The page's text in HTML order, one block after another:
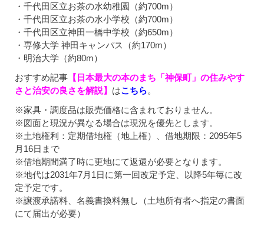
・千代田区立お茶の水幼稚園（約700m）
・千代田区立お茶の水小学校（約700m）
・千代田区立神田一橋中学校（約650m）
・専修大学 神田キャンパス（約170m）
・明治大学（約80m）
おすすめ記事 【日本最大の本のまち「神保町」の住みやす
さと治安の良さを解説】 はこちら。
※家具・調度品は販売価格に含まれておりません。
※図面と現況が異なる場合は現況を優先とします。
※土地権利：定期借地権（地上権）、借地期限：2095年5
月16日まで
※借地期間満了時に更地にて返還が必要となります。
※地代は2031年7月1日に第一回改定予定、以降5年毎に改
定予定です。
※譲渡承諾料、名義書換料無し（土地所有者へ指定の書面
にて届出が必要）